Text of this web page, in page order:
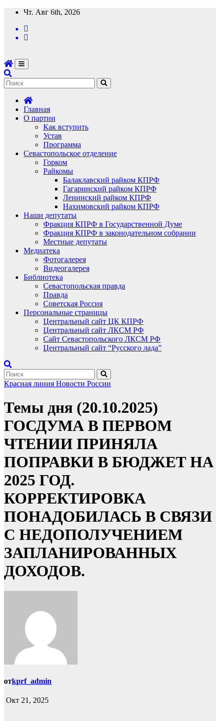
Перейти
содержимому
Чт. Авг 6th, 2026
Главная
О партии
Как вступить
Устав
Программа
Севастопольское отделение
Горком
Райкомы
Балаклавский райком КПРФ
Гагаринский райком КПРФ
Ленинский райком КПРФ
Нахимовский райком КПРФ
Наши депутаты
Фракция КПРФ в Государственной Думе
Фракция КПРФ в законодательном собрании
Местные депутаты
Медиатека
Фотогалерея
Видеогалерея
Библиотека
Севастопольская правда
Правда
Советская Россия
Персональные страницы
Центральный сайт ЦК КПРФ
Центральный сайт ЛКСМ РФ
Сайт Севастопольского ЛКСМ РФ
Центральный сайт “Русского лада”
Красная линия Новости России
Темы дня (20.10.2025)
ГОСДУМА В ПЕРВОМ
ЧТЕНИИ ПРИНЯЛА
ПОПРАВКИ В БЮДЖЕТ НА
2025 ГОД.
КОРРЕКТИРОВКА
ПОНАДОБИЛАСЬ В СВЯЗИ
С НЕДОПОЛУЧЕНИЕМ
ЗАПЛАНИРОВАННЫХ
ДОХОДОВ.
отkprf_admin
Окт 21, 2025